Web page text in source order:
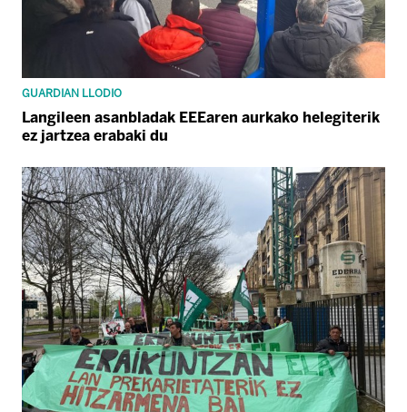
GUARDIAN LLODIO
Langileen asanbladak EEEaren aurkako helegiterik
ez jartzea erabaki du